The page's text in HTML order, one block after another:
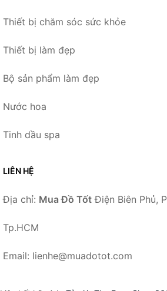
Thiết bị chăm sóc sức khỏe
Thiết bị làm đẹp
Bộ sản phẩm làm đẹp
Nước hoa
Tinh dầu spa
LIÊN HỆ
Địa chỉ: Mua Đồ Tốt Điện Biên Phủ,
Tp.HCM
Email: lienhe@muadotot.com